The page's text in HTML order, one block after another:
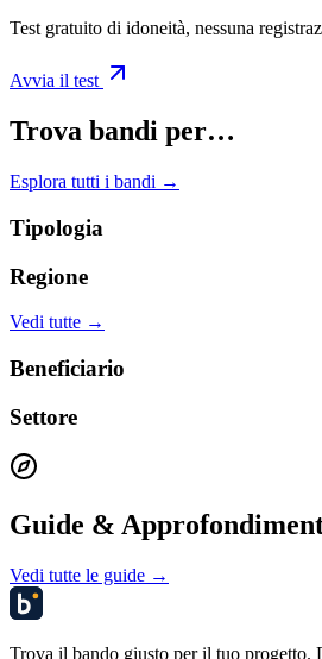
Test gratuito di idoneità, nessuna
Avvia il test
Trova bandi per…
Esplora tutti i bandi →
Tipologia
Regione
Vedi tutte →
Beneficiario
Settore
Guide &
Vedi tutte le guide →
Trova il bando giusto per il tuo progetto.